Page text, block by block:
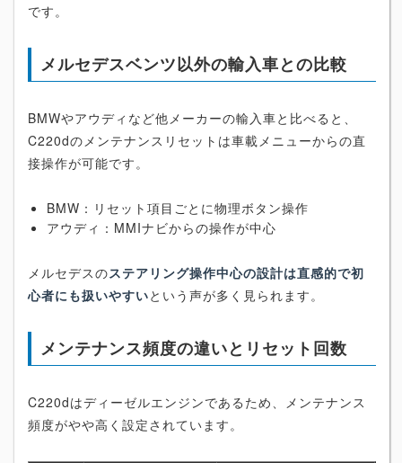
です。
メルセデスベンツ以外の輸入車との比較
BMWやアウディなど他メーカーの輸入車と比べると、
C220dのメンテナンスリセットは車載メニューからの直
接操作が可能です。
BMW：リセット項目ごとに物理ボタン操作
アウディ：MMIナビからの操作が中心
メルセデスのステアリング操作中心の設計は直感的で初
心者にも扱いやすいという声が多く見られます。
メンテナンス頻度の違いとリセット回数
C220dはディーゼルエンジンであるため、メンテナンス
頻度がやや高く設定されています。